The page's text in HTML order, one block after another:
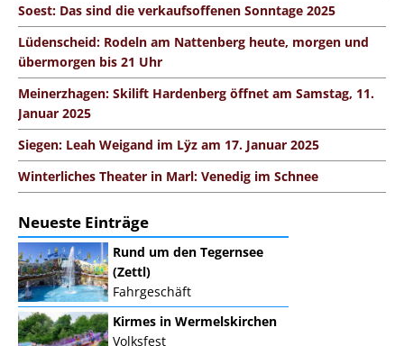
Soest: Das sind die verkaufsoffenen Sonntage 2025
Lüdenscheid: Rodeln am Nattenberg heute, morgen und
übermorgen bis 21 Uhr
Meinerzhagen: Skilift Hardenberg öffnet am Samstag, 11.
Januar 2025
Siegen: Leah Weigand im Lÿz am 17. Januar 2025
Winterliches Theater in Marl: Venedig im Schnee
Neueste Einträge
Rund um den Tegernsee
(Zettl)
Fahrgeschäft
Kirmes in Wermelskirchen
Volksfest